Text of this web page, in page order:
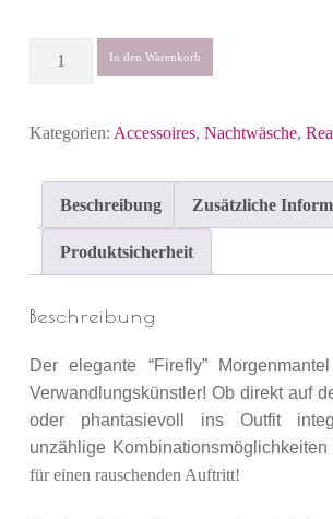
In den Warenkorb
Kategorien: Accessoires, Nachtwäsche,
Beschreibung Zusätzliche
Produktsicherheit
Beschreibung
Der elegante “Firefly”
Verwandlungskünstler! Ob direkt auf
oder phantasievoll ins Outfit
unzählige
für einen rauschenden Auftritt!